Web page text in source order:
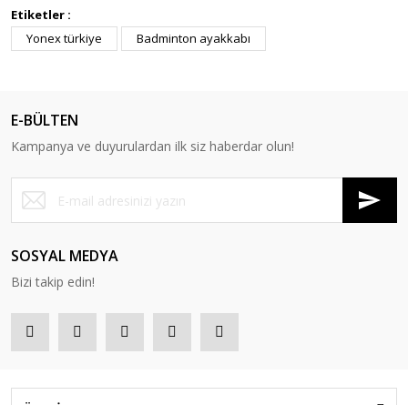
Etiketler :
Yonex türkiye
Badminton ayakkabı
E-BÜLTEN
Kampanya ve duyurulardan ilk siz haberdar olun!
SOSYAL MEDYA
Bizi takip edin!